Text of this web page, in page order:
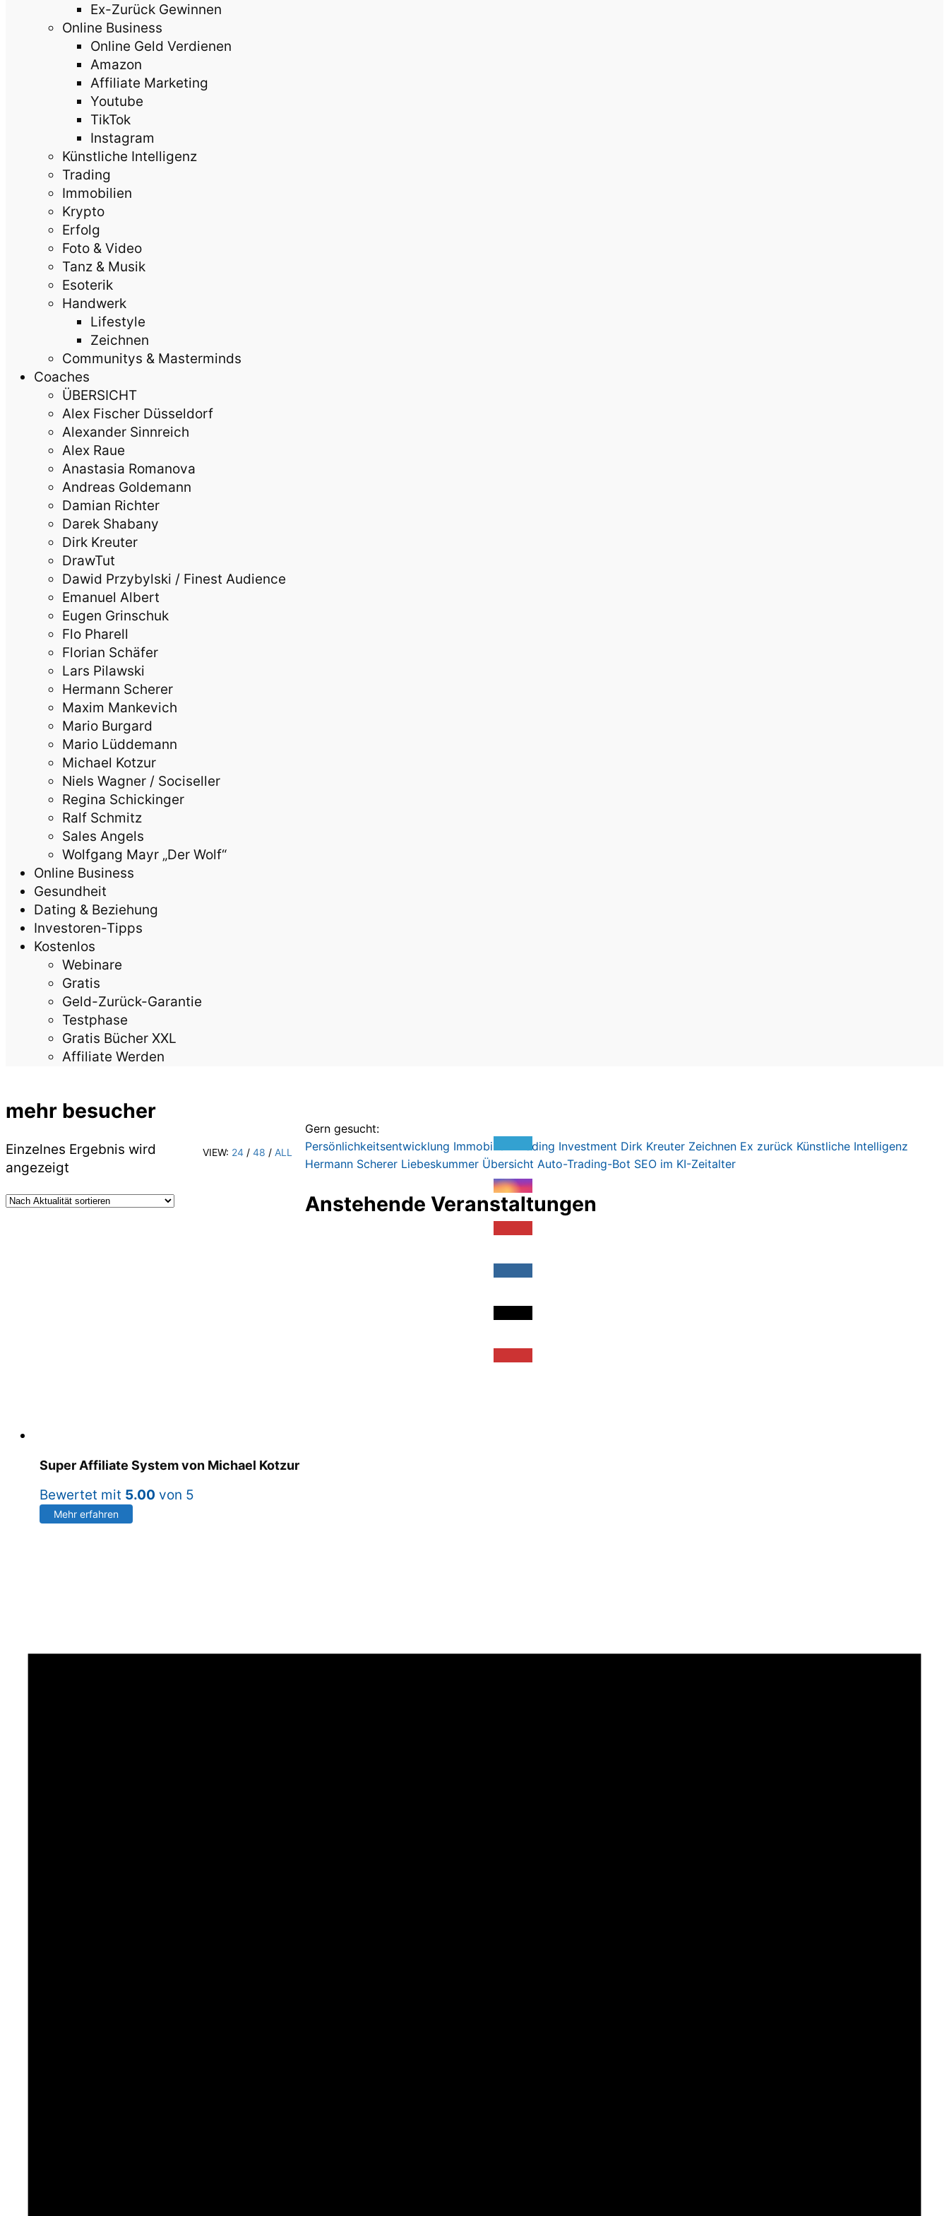
Ex-Zurück Gewinnen
Online Business
Online Geld Verdienen
Amazon
Affiliate Marketing
Youtube
TikTok
Instagram
Künstliche Intelligenz
Trading
Immobilien
Krypto
Erfolg
Foto & Video
Tanz & Musik
Esoterik
Handwerk
Lifestyle
Zeichnen
Communitys & Masterminds
Coaches
ÜBERSICHT
Alex Fischer Düsseldorf
Alexander Sinnreich
Alex Raue
Anastasia Romanova
Andreas Goldemann
Damian Richter
Darek Shabany
Dirk Kreuter
DrawTut
Dawid Przybylski / Finest Audience
Emanuel Albert
Eugen Grinschuk
Flo Pharell
Florian Schäfer
Lars Pilawski
Hermann Scherer
Maxim Mankevich
Mario Burgard
Mario Lüddemann
Michael Kotzur
Niels Wagner / Sociseller
Regina Schickinger
Ralf Schmitz
Sales Angels
Wolfgang Mayr „Der Wolf“
Online Business
Gesundheit
Dating & Beziehung
Investoren-Tipps
Kostenlos
Webinare
Gratis
Geld-Zurück-Garantie
Testphase
Gratis Bücher XXL
Affiliate Werden
mehr besucher
VIEW: 24 / 48 / ALL
Einzelnes Ergebnis wird
angezeigt
Super Affiliate System von Michael Kotzur
Bewertet mit 5.00 von 5
Mehr erfahren
Gern gesucht:
Persönlichkeitsentwicklung Immobilien Trading Investment Dirk Kreuter Zeichnen Ex zurück Künstliche Intelligenz
Hermann Scherer Liebeskummer Übersicht Auto-Trading-Bot SEO im KI-Zeitalter
Anstehende Veranstaltungen